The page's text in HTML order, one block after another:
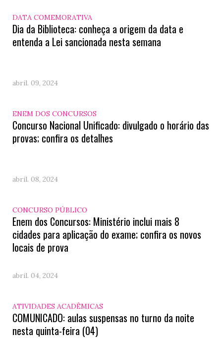
DATA COMEMORATIVA
Dia da Biblioteca: conheça a origem da data e
entenda a Lei sancionada nesta semana
abril. 09, 2024
ENEM DOS CONCURSOS
Concurso Nacional Unificado: divulgado o horário das
provas; confira os detalhes
abril. 08, 2024
CONCURSO PÚBLICO
Enem dos Concursos: Ministério inclui mais 8
cidades para aplicação do exame; confira os novos
locais de prova
abril. 04, 2024
ATIVIDADES ACADÊMICAS
COMUNICADO: aulas suspensas no turno da noite
nesta quinta-feira (04)